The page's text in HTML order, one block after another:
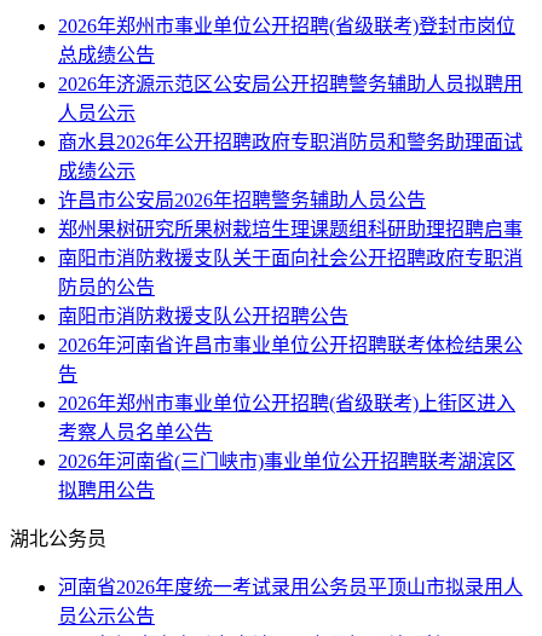
2026年郑州市事业单位公开招聘(省级联考)登封市岗位
总成绩公告
2026年济源示范区公安局公开招聘警务辅助人员拟聘用
人员公示
商水县2026年公开招聘政府专职消防员和警务助理面试
成绩公示
许昌市公安局2026年招聘警务辅助人员公告
郑州果树研究所果树栽培生理课题组科研助理招聘启事
南阳市消防救援支队关于面向社会公开招聘政府专职消
防员的公告
南阳市消防救援支队公开招聘公告
2026年河南省许昌市事业单位公开招聘联考体检结果公
告
2026年郑州市事业单位公开招聘(省级联考)上街区进入
考察人员名单公告
2026年河南省(三门峡市)事业单位公开招聘联考湖滨区
拟聘用公告
湖北公务员
河南省2026年度统一考试录用公务员平顶山市拟录用人
员公示公告